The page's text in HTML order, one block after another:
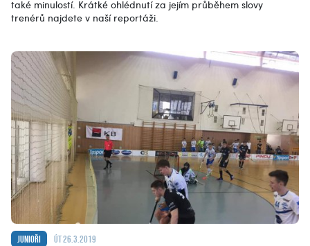
také minulostí. Krátké ohlédnutí za jejím průběhem slovy
trenérů najdete v naší reportáži.
Junioři út 26.3.2019